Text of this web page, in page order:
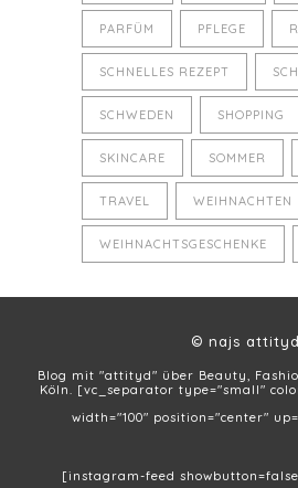
PARFÜM PFLEGE
SCHNELLES REZEPT
SCHWEDEN SHOPPING
SKINCARE SOMMER
TRAVEL WEIHNACHTEN
WEIHNACHTSGESCHENKE
© najs attityd.
Blog mit "attityd" über Beauty,
Köln. [vc_separator type="small"
width="100" position="center"
[instagram-feed